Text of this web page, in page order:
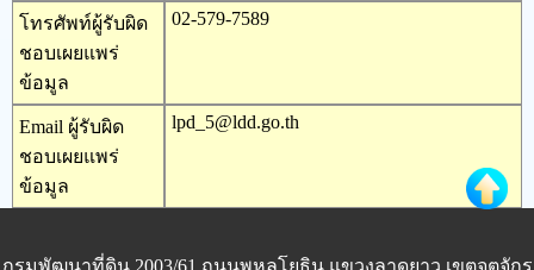
โทรศัพท์ผู้รับผิด
ชอบเผยแพร่
ข้อมูล
02-579-7589
Email ผู้รับผิด
ชอบเผยแพร่
ข้อมูล
lpd_5@ldd.go.th
กรมพัฒนาที่ดิน 2003/61 ถนนพหลโยธิน แขวงลาดยาว เขตจตุจักร